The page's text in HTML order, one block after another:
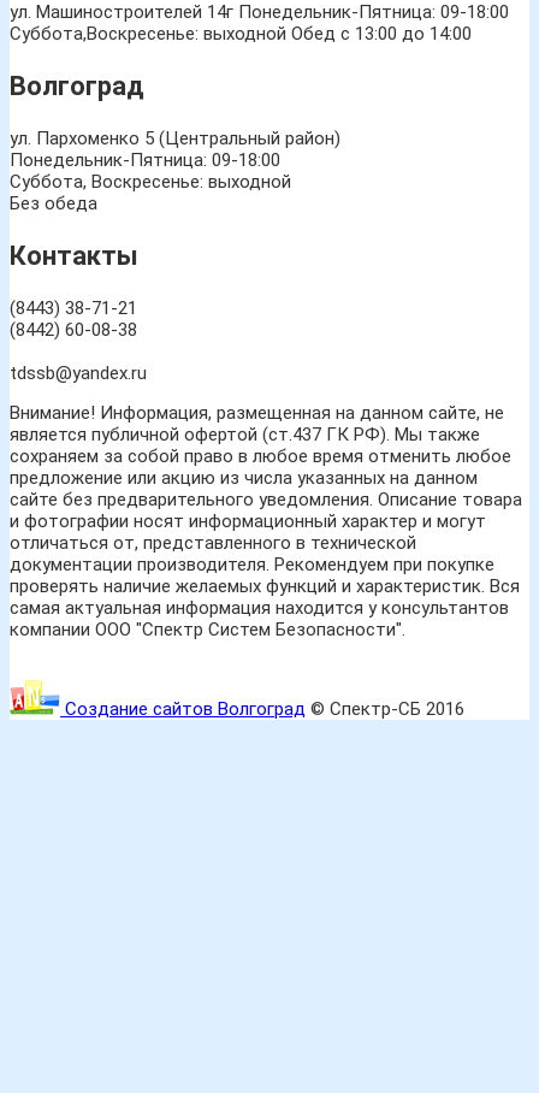
ул. Машиностроителей 14г Понедельник-Пятница: 09-18:00
Суббота,Воскресенье: выходной Обед с 13:00 до 14:00
Волгоград
ул. Пархоменко 5 (Центральный район)
Понедельник-Пятница: 09-18:00
Суббота, Воскресенье: выходной
Без обеда
Контакты
(8443) 38-71-21
(8442) 60-08-38
tdssb@yandex.ru
Внимание! Информация, размещенная на данном сайте, не
является публичной офертой (ст.437 ГК РФ). Мы также
сохраняем за собой право в любое время отменить любое
предложение или акцию из числа указанных на данном
сайте без предварительного уведомления. Описание товара
и фотографии носят информационный характер и могут
отличаться от, представленного в технической
документации производителя. Рекомендуем при покупке
проверять наличие желаемых функций и характеристик. Вся
самая актуальная информация находится у консультантов
компании ООО "Спектр Систем Безопасности".
Создание сайтов Волгоград © Спектр-СБ 2016